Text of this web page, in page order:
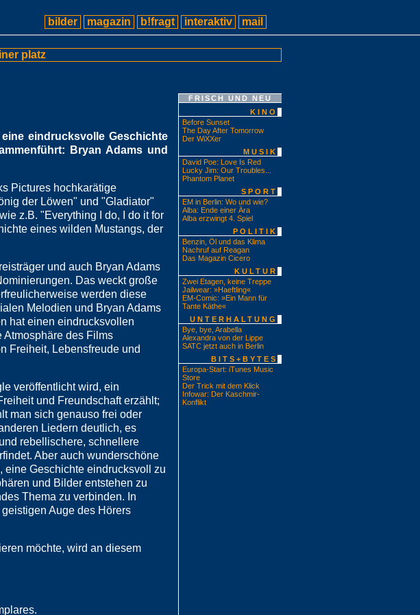
bilder magazin b!fragt interaktiv mail
platz
eindrucksvolle Geschichte
Bryan Adams und
Pictures hochkarätige
der Löwen" und "Gladiator"
z.B. "Everything I do, I do it for
eines wilden Mustangs, der
und auch Bryan Adams
Das weckt große
werden diese
Melodien und Bryan Adams
hat einen eindrucksvollen
Atmosphäre des Films
Freiheit, Lebensfreude und
veröffentlicht wird, ein
und Freundschaft erzählt;
man sich genauso frei oder
Liedern deutlich, es
rebellischere, schnellere
Aber auch wunderschöne
eine Geschichte eindrucksvoll zu
und Bilder entstehen zu
Thema zu verbinden. In
Auge des Hörers
möchte, wird an diesem
FRISCH UND NEU
KINO
Before Sunset
The Day After Tomorrow
Der WiXXer
MUSIK
David Poe: Love Is Red
Lucky Jim: Our Troubles...
Phantom Planet
SPORT
EM in Berlin: Wo und wie?
Alba: Ende einer Ära
Alba erzwingt 4. Spiel
POLITIK
Benzin, Öl und das Klima
Nachruf auf Reagan
Das Magazin Cicero
KULTUR
Zwei Etagen, keine Treppe
Jailwear: »Haeftling«
EM-Comic: »Ein Mann für
Tante Käthe«
UNTERHALTUNG
Bye, bye, Arabella
Alexandra von der Lippe
SATC jetzt auch in Berlin
BITS+BYTES
Europa-Start: iTunes Music
Store
Der Trick mit dem Klick
Infowar: Der Kaschmir-
Konflikt